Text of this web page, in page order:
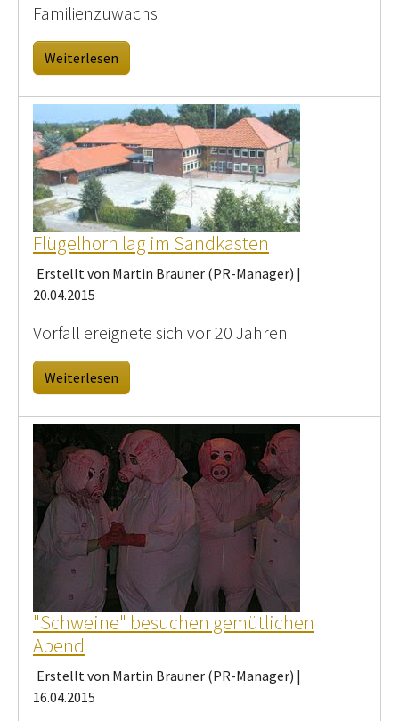
Familienzuwachs
Weiterlesen
Flügelhorn lag im Sandkasten
Erstellt von Martin Brauner (PR-Manager) |
20.04.2015
Vorfall ereignete sich vor 20 Jahren
Weiterlesen
"Schweine" besuchen gemütlichen
Abend
Erstellt von Martin Brauner (PR-Manager) |
16.04.2015